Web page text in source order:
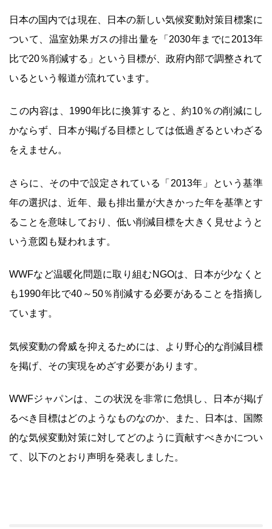
日本の国内では現在、日本の新しい気候変動対策目標案に
ついて、温室効果ガスの排出量を「2030年までに2013年
比で20％削減する」という目標が、政府内部で調整されて
いるという報道が流れています。
この内容は、1990年比に換算すると、約10％の削減にし
かならず、日本が掲げる目標としては低過ぎるといわざる
をえません。
さらに、その中で設定されている「2013年」という基準
年の選択は、近年、最も排出量が大きかった年を基準とす
ることを意味しており、低い削減目標を大きく見せようと
いう意図も疑われます。
WWFなど温暖化問題に取り組むNGOは、日本が少なくと
も1990年比で40～50％削減する必要があることを指摘し
ています。
気候変動の脅威を抑えるためには、より野心的な削減目標
を掲げ、その実現をめざす必要があります。
WWFジャパンは、この状況を非常に危惧し、日本が掲げ
るべき目標はどのようなものなのか、また、日本は、国際
的な気候変動対策に対してどのように貢献すべきかについ
て、以下のとおり声明を発表しました。